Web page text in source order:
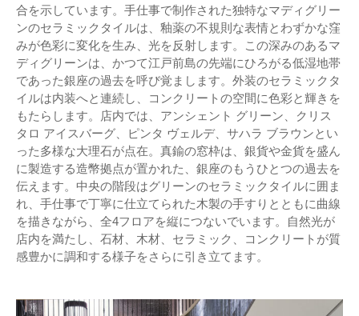
合を示しています。手仕事で制作された独特なマディグリー
ンのセラミックタイルは、釉薬の不規則な表情とわずかな窪
みが色彩に変化を生み、光を反射します。この深みのあるマ
ディグリーンは、かつて江戸前島の先端にひろがる低湿地帯
であった銀座の過去を呼び覚まします。外装のセラミックタ
イルは内装へと連続し、コンクリートの空間に色彩と輝きを
もたらします。店内では、アンシェント グリーン、クリス
タロ アイスバーグ、ピンタ ヴェルデ、サハラ ブラウンとい
った多様な大理石が点在。真鍮の窓枠は、銀貨や金貨を盛ん
に製造する造幣拠点が置かれた、銀座のもうひとつの過去を
伝えます。中央の階段はグリーンのセラミックタイルに囲ま
れ、手仕事で丁寧に仕立てられた木製の手すりとともに曲線
を描きながら、全4フロアを縦につないでいます。自然光が
店内を満たし、石材、木材、セラミック、コンクリートが質
感豊かに調和する様子をさらに引き立てます。